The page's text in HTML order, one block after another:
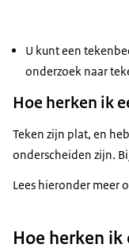
U kunt een
onderzoek naar
Hoe herken ik
Teken zijn plat, en
onderscheiden zijn.
Lees hieronder meer
Hoe herken ik